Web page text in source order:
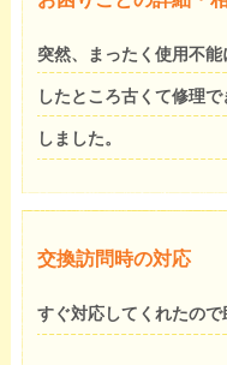
突然、まったく使用不
したところ古くて修理
しました。
交換訪問時の対応
すぐ対応してくれたので